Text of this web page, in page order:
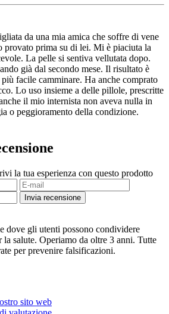
da una mia amica che soffre di vene
provato prima su di lei. Mi è piaciuta la
La pelle si sentiva vellutata dopo.
già dal secondo mese. Il risultato è
facile camminare. Ha anche comprato
Lo uso insieme a delle pillole, prescritte
il mio internista non aveva nulla in
o peggioramento della condizione.
la tua esperienza con questo prodotto
Invia recensione
dove gli utenti possono condividere
la salute. Operiamo da oltre 3 anni. Tutte
per prevenire falsificazioni.
sito web